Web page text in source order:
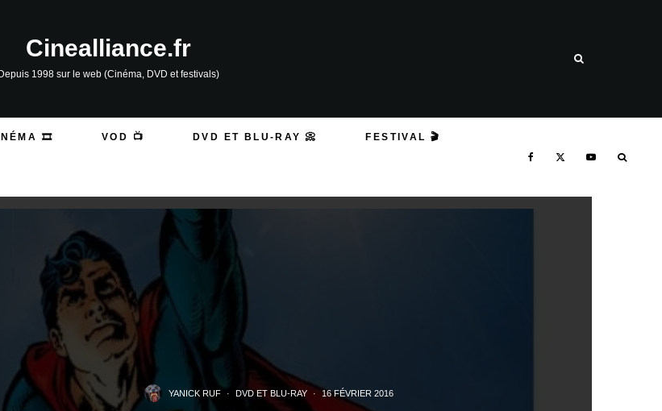
Cinealliance.fr
Depuis 1998 sur le web (Cinéma, DVD et festivals)
🎞️ VOD 📺 DVD ET BLU-RAY 📀 FESTIVAL 🎬
YANICK RUF · DVD ET BLU-RAY · 16 FÉVRIER 2016